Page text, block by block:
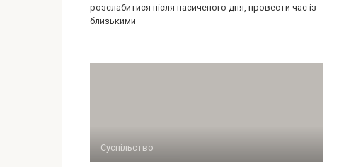
розслабитися після насиченого дня, провести час із
близькими
Суспільство